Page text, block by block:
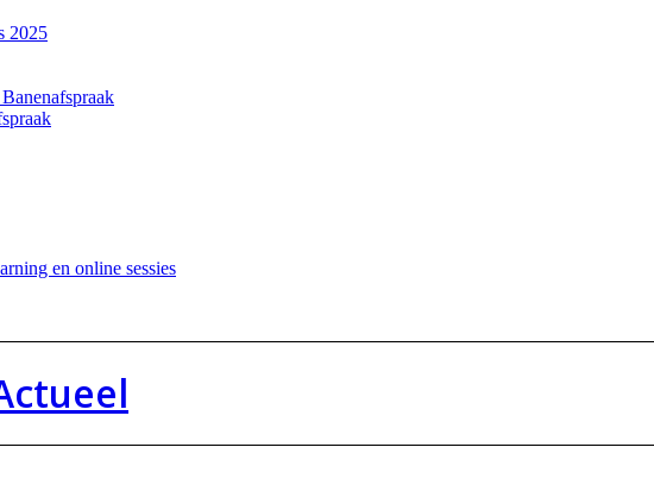
2025
en online sessies